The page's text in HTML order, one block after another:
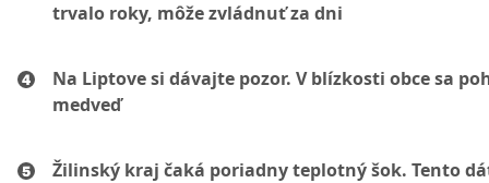
trvalo roky, môže zvládnuť za dni
Na Liptove si dávajte pozor. V blízkosti obce sa
medveď
Žilinský kraj čaká poriadny teplotný šok. Tento